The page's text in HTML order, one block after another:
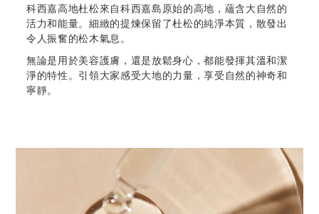
科西嘉高地杜松來自科西嘉島原始的高地，蘊含大自然的
活力和能量。細緻的提煉保留了杜松的純淨本質，散發出
令人振奮的松木氣息。
無論是用於美容護膚，還是放鬆身心，都能發揮其溫和潔
淨的特性。引領大家感受大地的力量，享受自然的神奇和
寧靜。